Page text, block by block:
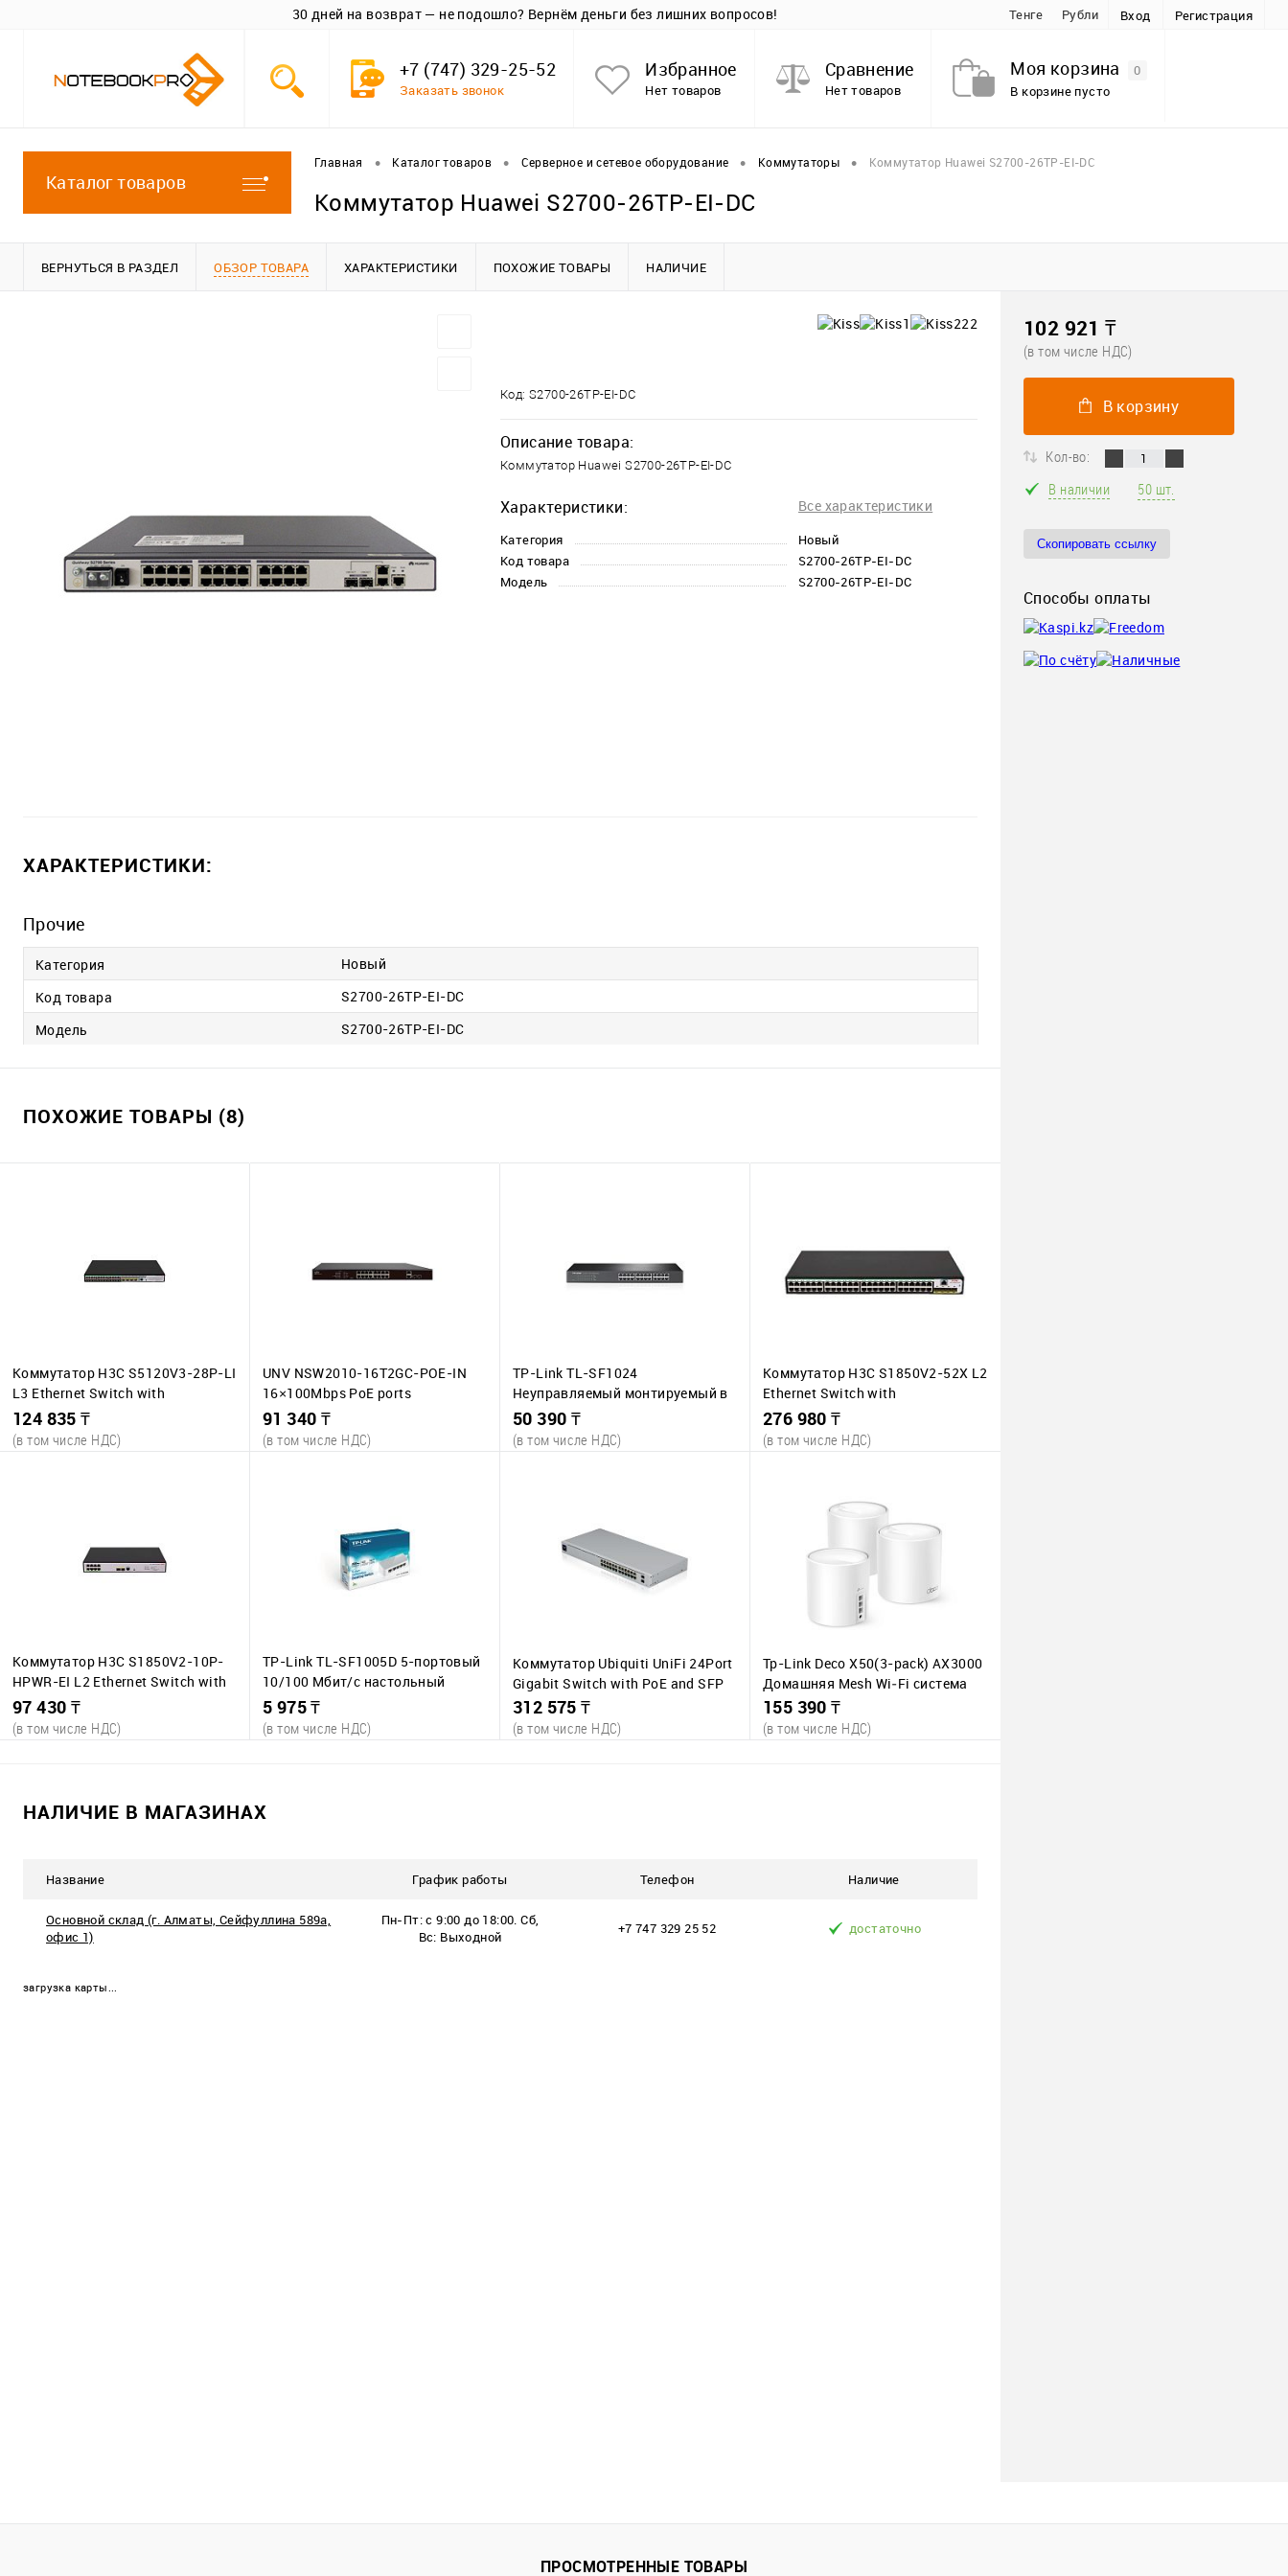
30 дней на возврат — не подошло? Вернём деньги без лишних вопросов! Тенге Рубли Вход Регистрация
+7 (747) 329-25-52
Заказать звонок
Избранное
Нет товаров
Сравнение
Нет товаров
Моя корзина
0
В корзине пусто
Каталог товаров
Главная • Каталог товаров • Серверное и сетевое оборудование • Коммутаторы • Коммутатор Huawei S2700-26TP-EI-DC
Коммутатор Huawei S2700-26TP-EI-DC
ВЕРНУТЬСЯ В РАЗДЕЛ ОБЗОР ТОВАРА ХАРАКТЕРИСТИКИ ПОХОЖИЕ ТОВАРЫ НАЛИЧИЕ
Код: S2700-26TP-EI-DC
Описание товара:
Коммутатор Huawei S2700-26TP-EI-DC
Характеристики: Все характеристики
Категория
Новый
Код товара
S2700-26TP-EI-DC
Модель
S2700-26TP-EI-DC
ХАРАКТЕРИСТИКИ:
Прочие
Категория
Новый
Код товара
S2700-26TP-EI-DC
Модель
S2700-26TP-EI-DC
ПОХОЖИЕ ТОВАРЫ (8)
Коммутатор H3C S5120V3-28P-LI
L3 Ethernet Switch with
24*10/100/1000BASE-T Ports and
4*1000BASE-X SFP Ports,(AC)
124 835 ₸
(в том числе НДС)
К сравнению
UNV NSW2010-16T2GC-POE-IN
16×100Mbps PoE ports
(RJ45)+2×1000Mbps Combo ports
91 340 ₸
(в том числе НДС)
К сравнению
В избранное
TP-Link TL-SF1024
Неуправляемый монтируемый в
стойку FAST ETHERNET комм-тор
50 390 ₸
(в том числе НДС)
К сравнению
Коммутатор H3C S1850V2-52X L2
Ethernet Switch with
48*10/100/1000BASE-T Ports and
4*1G/10G BASE-X SFP Plus Ports,
(AC)
276 980 ₸
(в том числе НДС)
В корзину
К сравнению
В избранное
В наличии
Коммутатор H3C S1850V2-10P-
HPWR-EI L2 Ethernet Switch with
8*10/100/1000BASE-T PoE+ Ports
(AC 125W) and 2*1000BASE-X SFP
Ports,(AC)
97 430 ₸
(в том числе НДС)
В избранное
TP-Link TL-SF1005D 5-портовый
10/100 Мбит/с настольный
коммутатор
5 975 ₸
(в том числе НДС)
В наличии
Коммутатор Ubiquiti UniFi 24Port
Gigabit Switch with PoE and SFP
312 575 ₸
(в том числе НДС)
В наличии
Tp-Link Deco X50(3-pack) AX3000
Домашняя Mesh Wi‑Fi система
155 390 ₸
(в том числе НДС)
В избранное
НАЛИЧИЕ В МАГАЗИНАХ
Название График работы Телефон Наличие
Основной склад (г. Алматы, Сейфуллина 589а,
офис 1)
Пн-Пт: с 9:00 до 18:00. Сб,
Вс: Выходной
+7 747 329 25 52 достаточно
загрузка карты...
102 921 ₸
(в том числе НДС)
В корзину
Кол-во:
В наличии
50 шт.
Скопировать ссылку
Способы оплаты
ПРОСМОТРЕННЫЕ ТОВАРЫ